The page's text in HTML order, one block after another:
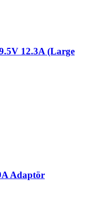
12.3A (Large
Adaptör